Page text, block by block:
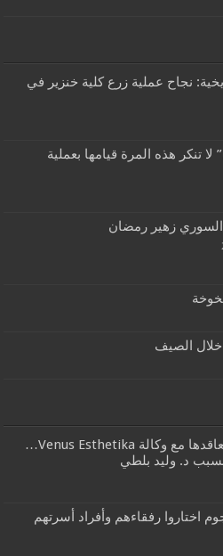
نجاح عملية زرع كلية خنزير في
لا تنكر هذه المرة قيامها بعملية
زهير رمضان
الصيف
بالفيديو: بعد تعاقدها مع وكالة Venus Esthetika…
د. وليد بلطي
اختاروا رفقاءهم وأفراد أسرتهم